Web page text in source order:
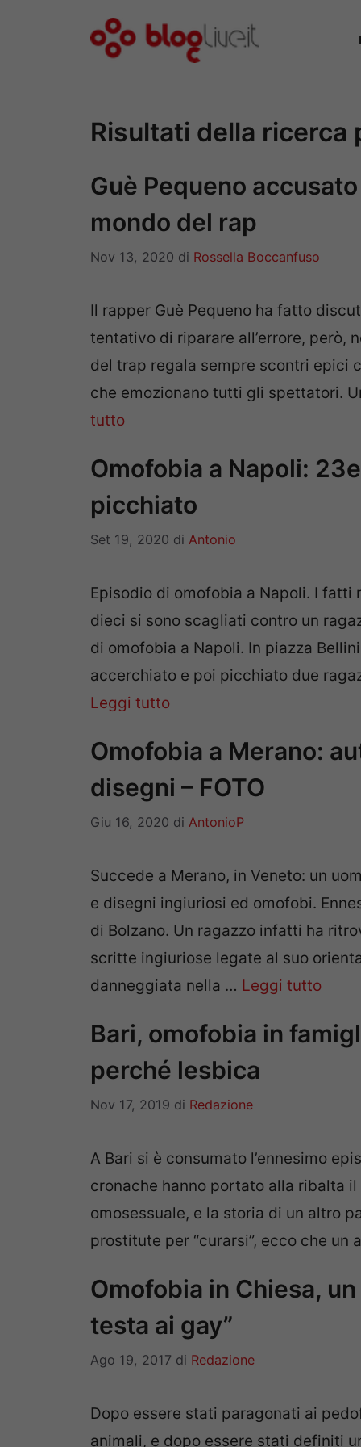
Risultati della ricerca
Guè Pequeno
mondo del rap
Nov 13, 2020 di Rossella Boccanfuso
Il rapper Guè Pequeno ha fatto
tentativo di riparare all’errore, però,
del trap regala sempre scontri epici
che emozionano tutti gli spettatori.
tutto
Omofobia a Napoli:
picchiato
Set 19, 2020 di Antonio
Episodio di omofobia a Napoli. I fatti
dieci si sono scagliati contro un
di omofobia a Napoli. In piazza
accerchiato e poi picchiato due
Leggi tutto
Omofobia a Merano:
disegni – FOTO
Giu 16, 2020 di AntonioP
Succede a Merano, in Veneto: un
e disegni ingiuriosi ed omofobi.
di Bolzano. Un ragazzo infatti ha
scritte ingiuriose legate al suo
danneggiata nella … Leggi tutto
Bari, omofobia in
perché lesbica
Nov 17, 2019 di Redazione
A Bari si è consumato l’ennesimo
cronache hanno portato alla ribalta
omosessuale, e la storia di un altro
prostitute per “curarsi”, ecco che un
Omofobia in Chiesa,
testa ai gay”
Ago 19, 2017 di Redazione
Dopo essere stati paragonati ai
animali, e dopo essere stati definiti